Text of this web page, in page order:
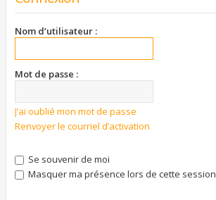
Nom d’utilisateur :
Mot de passe :
J’ai oublié mon mot de passe
Renvoyer le courriel d’activation
Se souvenir de moi
Masquer ma présence lors de cette session